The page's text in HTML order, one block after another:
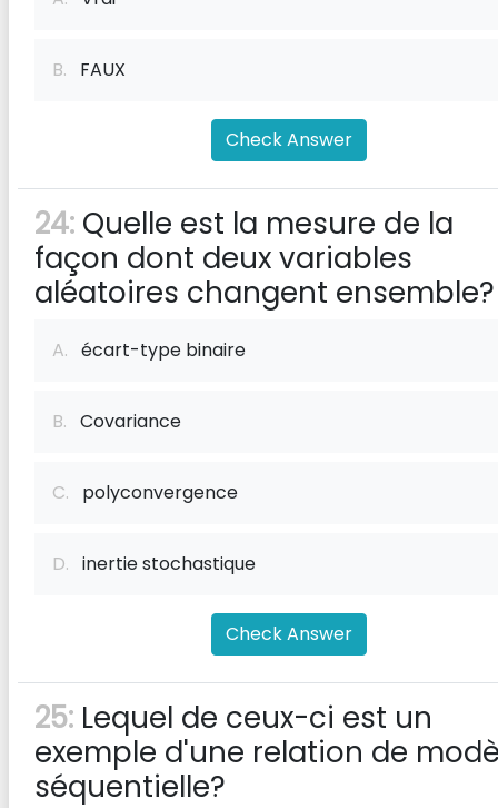
B. FAUX
Check Answer
24: Quelle est la mesure de la
façon dont deux variables
aléatoires changent ensemble?
A. écart-type binaire
B. Covariance
C. polyconvergence
D. inertie stochastique
Check Answer
25: Lequel de ceux-ci est un
exemple d'une relation de
séquentielle?